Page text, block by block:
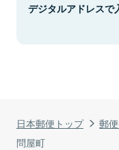
日本郵便トップ 郵
問屋町
デジタルアドレスで